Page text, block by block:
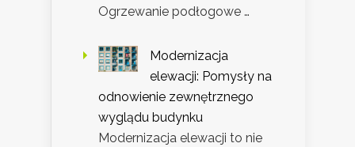
Ogrzewanie podłogowe …
Modernizacja
elewacji: Pomysły na
odnowienie zewnętrznego
wyglądu budynku
Modernizacja elewacji to nie